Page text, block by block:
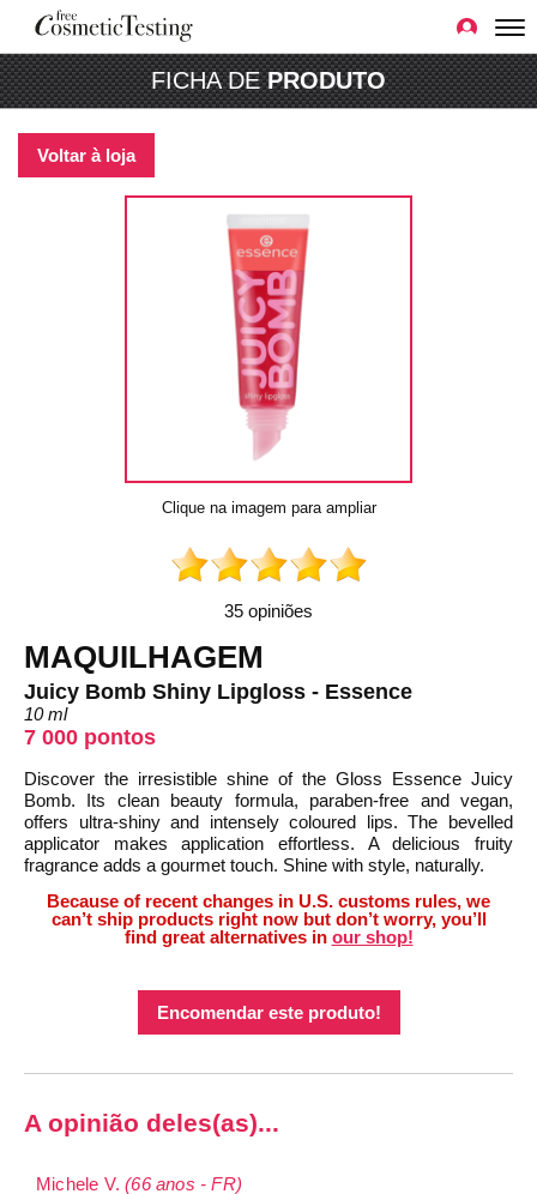
FICHA DEPRODUTO
Voltar à loja
Clique na imagem para ampliar
35 opiniões
MAQUILHAGEM
Juicy Bomb Shiny Lipgloss - Essence
10 ml
7 000 pontos
Discover the irresistible shine of the Gloss Essence Juicy
Bomb. Its clean beauty formula, paraben-free and vegan,
offers ultra-shiny and intensely coloured lips. The bevelled
applicator makes application effortless. A delicious fruity
fragrance adds a gourmet touch. Shine with style, naturally.
Because of recent changes in U.S. customs rules, we
can’t ship products right now but don’t worry, you’ll
find great alternatives in our shop!
Encomendar este produto!
A opinião deles(as)...
Michele V.(66 anos - FR)